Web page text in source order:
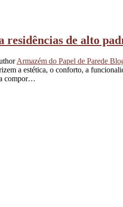
residências de alto
Armazém do Papel de Parede
a estética, o conforto, a
compor…